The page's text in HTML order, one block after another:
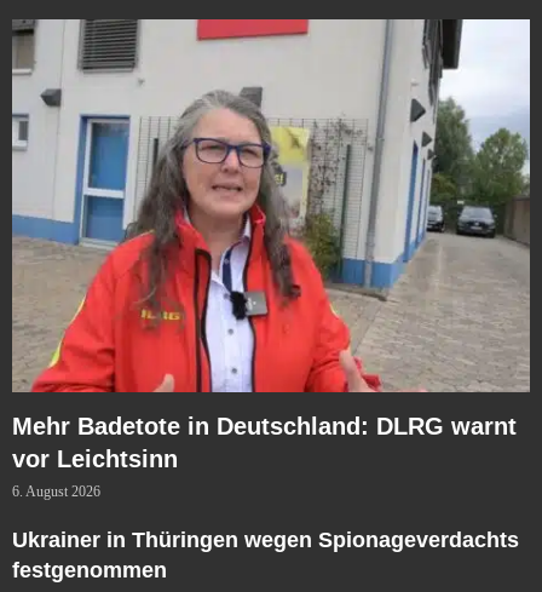
Mehr Badetote in Deutschland: DLRG warnt
vor Leichtsinn
6. August 2026
Ukrainer in Thüringen wegen Spionageverdachts
festgenommen